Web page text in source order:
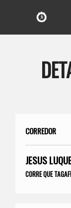
CORREDOR
JESUS
CORRE QUE